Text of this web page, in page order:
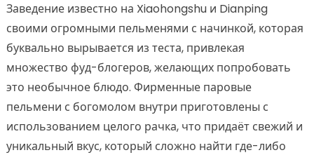
Заведение известно на Xiaohongshu и Dianping
своими огромными пельменями с начинкой, которая
буквально вырывается из теста, привлекая
множество фуд-блогеров, желающих попробовать
это необычное блюдо. Фирменные паровые
пельмени с богомолом внутри приготовлены с
использованием целого рачка, что придаёт свежий и
уникальный вкус, который сложно найти где-либо